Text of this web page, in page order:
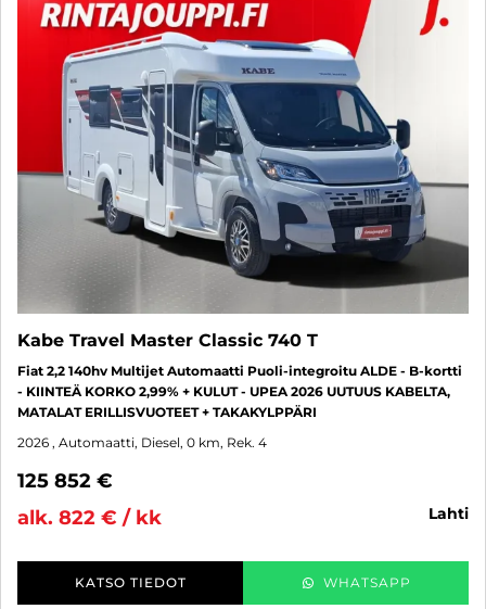
Kabe Travel Master Classic 740 T
Fiat 2,2 140hv Multijet Automaatti Puoli-integroitu ALDE - B-kortti
- KIINTEÄ KORKO 2,99% + KULUT - UPEA 2026 UUTUUS KABELTA,
MATALAT ERILLISVUOTEET + TAKAKYLPPÄRI
2026 , Automaatti, Diesel, 0 km, Rek. 4
125 852 €
alk. 822 € / kk
lahti
KATSO TIEDOT WHATSAPP